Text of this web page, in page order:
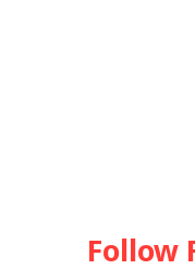
Follow